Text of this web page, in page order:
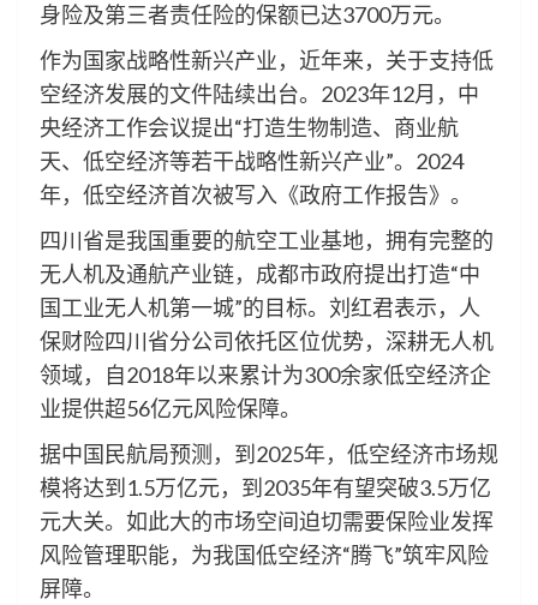
身险及第三者责任险的保额已达3700万元。
作为国家战略性新兴产业，近年来，关于支持低
空经济发展的文件陆续出台。2023年12月，中
央经济工作会议提出“打造生物制造、商业航
天、低空经济等若干战略性新兴产业”。2024
年，低空经济首次被写入《政府工作报告》。
四川省是我国重要的航空工业基地，拥有完整的
无人机及通航产业链，成都市政府提出打造“中
国工业无人机第一城”的目标。刘红君表示，人
保财险四川省分公司依托区位优势，深耕无人机
领域，自2018年以来累计为300余家低空经济企
业提供超56亿元风险保障。
据中国民航局预测，到2025年，低空经济市场规
模将达到1.5万亿元，到2035年有望突破3.5万亿
元大关。如此大的市场空间迫切需要保险业发挥
风险管理职能，为我国低空经济“腾飞”筑牢风险
屏障。